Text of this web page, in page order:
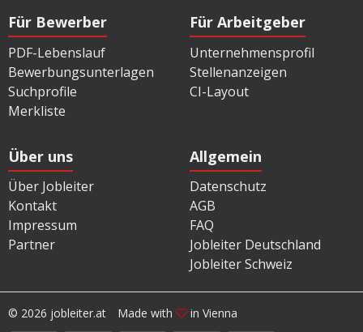
Für Bewerber
PDF-Lebenslauf
Bewerbungsunterlagen
Suchprofile
Merkliste
Für Arbeitgeber
Unternehmensprofil
Stellenanzeigen
CI-Layout
Über uns
Über Jobleiter
Kontakt
Impressum
Partner
Allgemein
Datenschutz
AGB
FAQ
Jobleiter Deutschland
Jobleiter Schweiz
© 2026 jobleiter.at Made with in Vienna